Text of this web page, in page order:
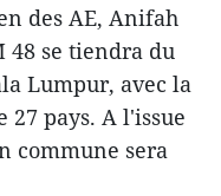
des AE, Anifah
48 se tiendra du
Lumpur, avec la
27 pays. A l'issue
commune sera